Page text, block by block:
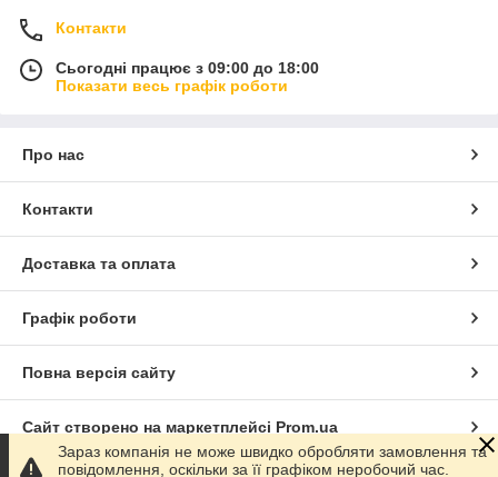
Контакти
Сьогодні працює з 09:00 до 18:00
Показати весь графік роботи
Про нас
Контакти
Доставка та оплата
Графік роботи
Повна версія сайту
Сайт створено на маркетплейсі Prom.ua
Зараз компанія не може швидко обробляти замовлення та
повідомлення, оскільки за її графіком неробочий час.